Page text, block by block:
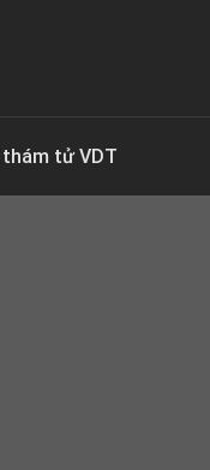
tử VDT